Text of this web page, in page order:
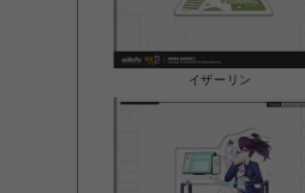
イザーリン